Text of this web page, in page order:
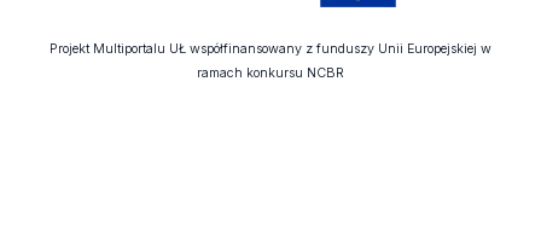
Projekt Multiportalu UŁ współfinansowany z funduszy Unii Europejskiej w
ramach konkursu NCBR